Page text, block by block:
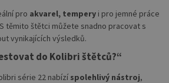
pro akvarel, tempery i pro jemné práce
těmito štětci můžete snadno pracovat s
vynikajících výsledků.
do Kolibri štětců?“
série 22 nabízí spolehlivý nástroj,